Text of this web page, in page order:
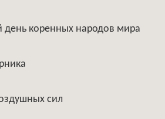
коренных народов мира
сил